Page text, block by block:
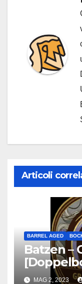
Articoli
BARREL AGED
Batzen –
MAG 2, 2023